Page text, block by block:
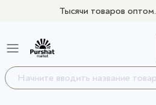
Тысячи товаров оптом.